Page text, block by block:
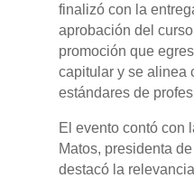
finalizó con la
aprobación del
promoción que
capitular y se alinea
estándares de
El evento contó con
Matos, presidenta
destacó la